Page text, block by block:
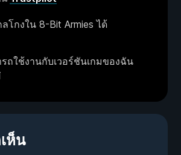
โกงใน 8-Bit Armies ได้
ถใช้งานกับเวอร์ชันเกมของฉัน
ห็น